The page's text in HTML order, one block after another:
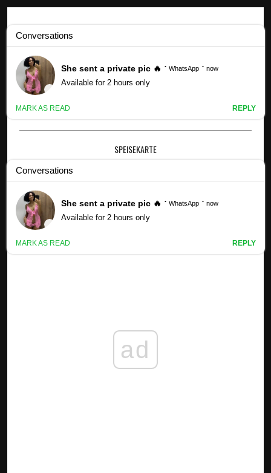
Kpop -Profile
'Bob Hearts Abishola' Co-Creatorin Gina Yashere stellt den
SPEISEKARTE
×
'BOB HEARTS ABISHOLA' CO-CREATORIN
GINA YASHERE STELLT DEN REKORD ÜBER
DIE SHOW AUF
ad